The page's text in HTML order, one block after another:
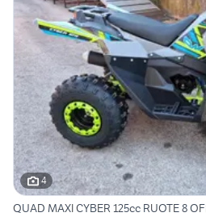
4
QUAD MAXI CYBER 125cc RUOTE 8